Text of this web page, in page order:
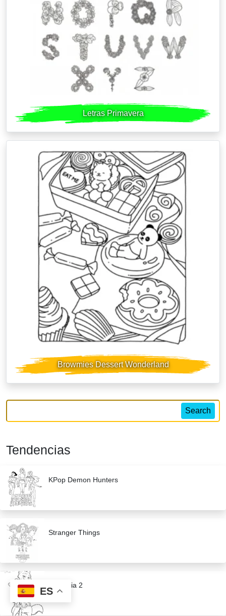
Letras Primavera
Browmies Dessert Wonderland
Search
Tendencias
KPop Demon Hunters
Stranger Things
Zootopia 2
ES